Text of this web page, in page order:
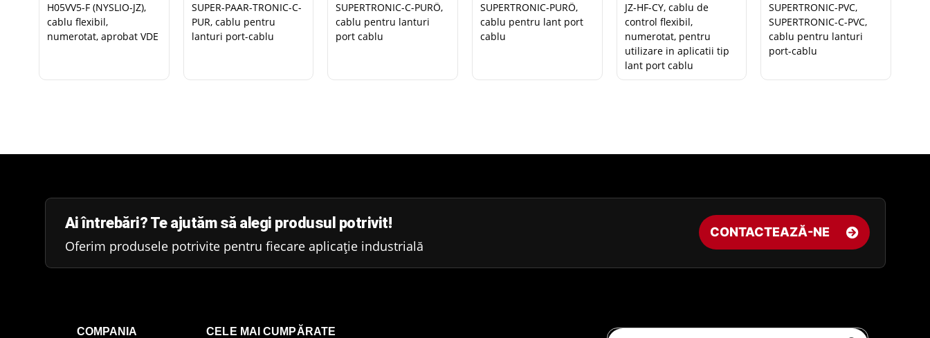
H05VV5-F (NYSLIO-JZ),
cablu flexibil,
numerotat, aprobat VDE
SUPER-PAAR-TRONIC-C-
PUR, cablu pentru
lanturi port-cablu
SUPERTRONIC-C-PURÖ,
cablu pentru lanturi
port cablu
SUPERTRONIC-PURÖ,
cablu pentru lant port
cablu
JZ-HF-CY, cablu de
control flexibil,
numerotat, pentru
utilizare in aplicatii tip
lant port cablu
SUPERTRONIC-PVC,
SUPERTRONIC-C-PVC,
cablu pentru lanturi
port-cablu
Ai întrebări? Te ajutăm să alegi produsul potrivit!
Oferim produsele potrivite pentru fiecare aplicație industrială
CONTACTEAZĂ-NE
COMPANIA CELE MAI CUMPĂRATE